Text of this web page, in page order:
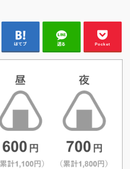
はてブ 送る Pocket